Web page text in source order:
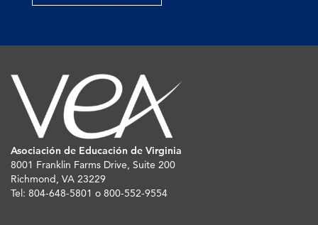
Asociación de Educación de Virginia
8001 Franklin Farms Drive, Suite 200
Richmond, VA 23229
Tel: 804-648-5801 o 800-552-9554